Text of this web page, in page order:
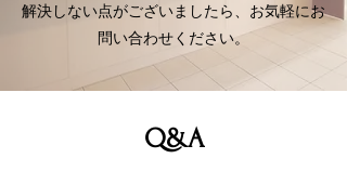
解決しない点がございましたら、お気軽にお
問い合わせください。
Q&A